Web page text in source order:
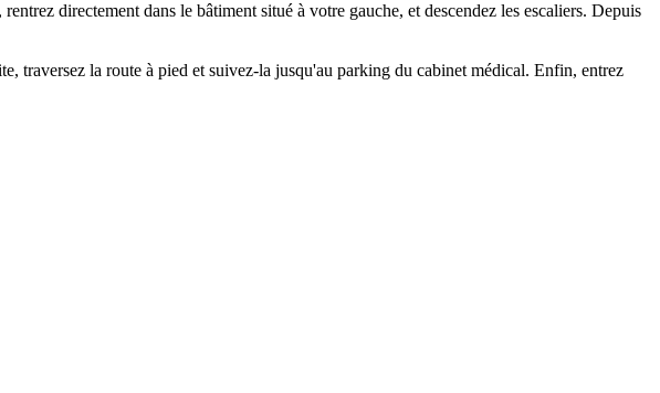
directement dans le bâtiment situé à votre gauche, et descendez les escaliers. Depuis
traversez la route à pied et suivez-la jusqu'au parking du cabinet médical. Enfin, entrez